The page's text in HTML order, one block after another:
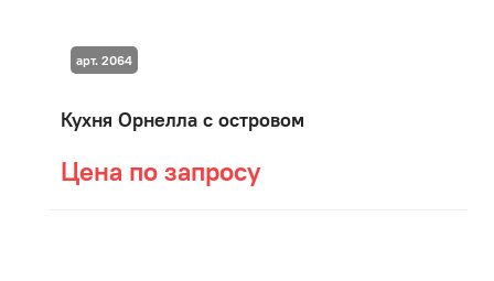
Кухня Орнелла с островом
Цена по запросу
арт. 2064